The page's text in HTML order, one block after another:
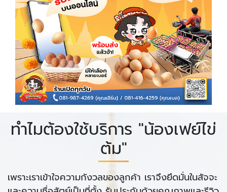
ทำไมต้องใช้บริการ "น้องเฟย์ไข่
ต้ม"
เพราะเราเข้าใจความกังวลของลูกค้า เราจึงยึดมั่นในสัจจะ